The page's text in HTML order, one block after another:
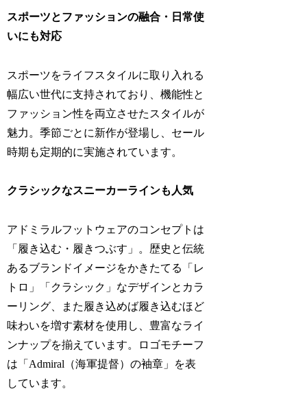
スポーツとファッションの融合・日常使
いにも対応
スポーツをライフスタイルに取り入れる
幅広い世代に支持されており、機能性と
ファッション性を両立させたスタイルが
魅力。季節ごとに新作が登場し、セール
時期も定期的に実施されています。
クラシックなスニーカーラインも人気
アドミラルフットウェアのコンセプトは
「履き込む・履きつぶす」。歴史と伝統
あるブランドイメージをかきたてる「レ
トロ」「クラシック」なデザインとカラ
ーリング、また履き込めば履き込むほど
味わいを増す素材を使用し、豊富なライ
ンナップを揃えています。ロゴモチーフ
は「Admiral（海軍提督）の袖章」を表
しています。